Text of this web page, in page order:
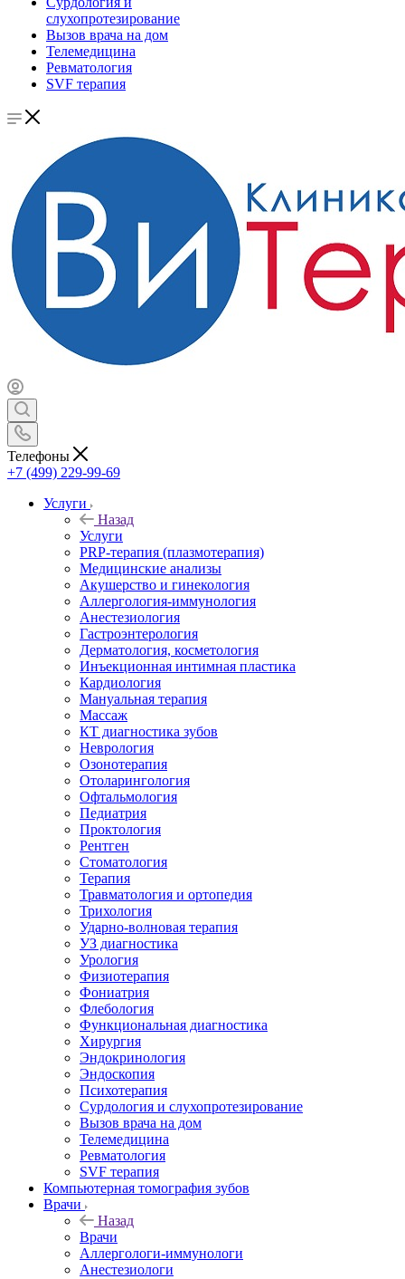
слухопротезирование
Вызов врача на дом
Телемедицина
Ревматология
SVF терапия
Телефоны
+7 (499) 229-99-69
Услуги
Назад
Услуги
PRP-терапия (плазмотерапия)
Медицинские анализы
Акушерство и гинекология
Аллергология-иммунология
Анестезиология
Гастроэнтерология
Дерматология, косметология
Инъекционная интимная пластика
Кардиология
Мануальная терапия
Массаж
КТ диагностика зубов
Неврология
Озонотерапия
Отоларингология
Офтальмология
Педиатрия
Проктология
Рентген
Стоматология
Терапия
Травматология и ортопедия
Трихология
Ударно-волновая терапия
УЗ диагностика
Урология
Физиотерапия
Фониатрия
Флебология
Функциональная диагностика
Хирургия
Эндокринология
Эндоскопия
Психотерапия
Сурдология и слухопротезирование
Вызов врача на дом
Телемедицина
Ревматология
SVF терапия
Компьютерная томография зубов
Врачи
Назад
Врачи
Аллергологи-иммунологи
Анестезиологи